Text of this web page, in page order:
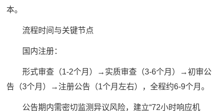
本。
流程时间与关键节点
国内注册：
形式审查（1-2个月）→实质审查（3-6个月）→初审公
告（3个月）→注册公告（1个月左右），全程约6-9个月。
公告期内需密切监测异议风险，建立“72小时响应机